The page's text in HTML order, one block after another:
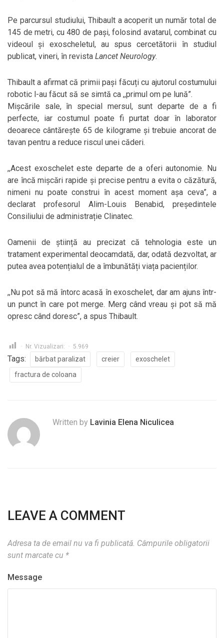
Pe parcursul studiului, Thibault a acoperit un număr total de
145 de metri, cu 480 de pași, folosind avatarul, combinat cu
videoul și exoscheletul, au spus cercetătorii în studiul
publicat, vineri, în revista Lancet Neurology.
Thibault a afirmat că primii pași făcuți cu ajutorul costumului
robotic l-au făcut să se simtă ca ,,primul om pe lună”.
Mișcările sale, în special mersul, sunt departe de a fi
perfecte, iar costumul poate fi purtat doar în laborator
deoarece cântărește 65 de kilograme și trebuie ancorat de
tavan pentru a reduce riscul unei căderi.
,,Acest exoschelet este departe de a oferi autonomie. Nu
are încă mișcări rapide și precise pentru a evita o căzătură,
nimeni nu poate construi în acest moment așa ceva”, a
declarat profesorul Alim-Louis Benabid, președintele
Consiliului de administrație Clinatec.
Oamenii de știință au precizat că tehnologia este un
tratament experimental deocamdată, dar, odată dezvoltat, ar
putea avea potențialul de a îmbunătăți viața pacienților.
,,Nu pot să mă întorc acasă în exoschelet, dar am ajuns într-
un punct în care pot merge. Merg când vreau și pot să mă
opresc când doresc”, a spus Thibault.
Nr. Vizualizari: 5.969
Tags: bărbat paralizat creier
exoschelet
fractura de coloana
Written by Lavinia Elena Niculicea
LEAVE A COMMENT
Adresa ta de email nu va fi publicată. Câmpurile obligatorii
sunt marcate cu *
Message